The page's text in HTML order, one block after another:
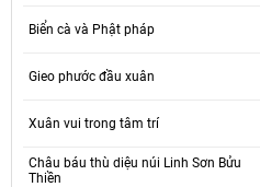
Biển cà và Phật pháp
Gieo phước đầu xuân
Xuân vui trong tâm trí
Châu báu thù diệu núi Linh Sơn Bửu
Thiền